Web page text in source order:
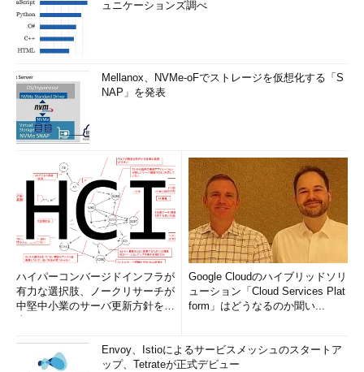
ュニケーションズ調べ
Mellanox、NVMe-oFでストレージを仮想化する「S
NAP」を発表
ハイパーコンバージドインフラが
有力な選択肢、ノークリサーチが
中堅中小業のサーバ更新方針を調
Google Cloudのハイブリッドソリ
ューション「Cloud Services Plat
form」はどうなるのか聞い...
Envoy、Istioによるサービスメッシュのスタートア
ップ、Tetrateが正式デビュー